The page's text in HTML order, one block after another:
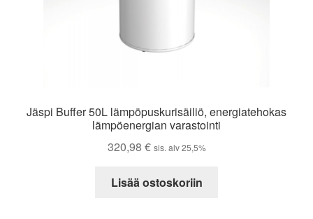
Jäspi Buffer 50L lämpöpuskurisäiliö, energiatehokas
lämpöenergian varastointi
320,98 € sis. alv 25,5%
Lisää ostoskoriin